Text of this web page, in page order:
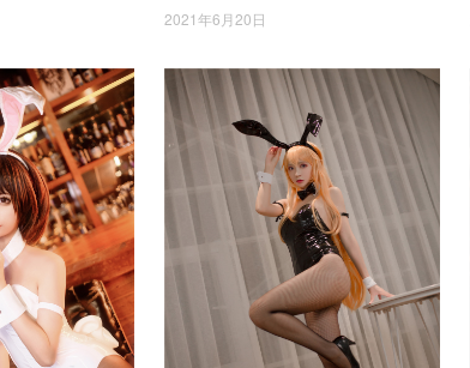
2021年6月20日